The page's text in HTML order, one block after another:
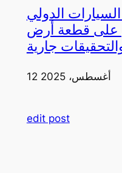
الدولي
على قطعة أرض
جارية
12 أغسطس، 2025
edit post